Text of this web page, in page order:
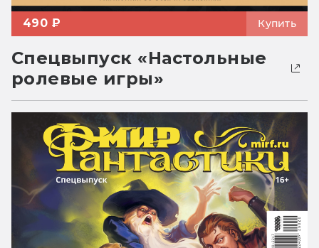
490 ₽ Купить
Спецвыпуск «Настольные
ролевые игры»